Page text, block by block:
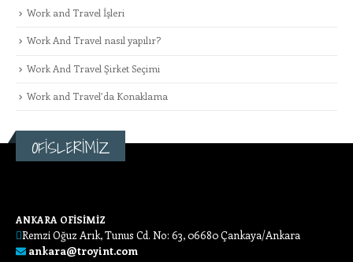
Work and Travel İşleri
Work And Travel nasıl yapılır?
Work And Travel Şirket Seçimi
Work and Travel’da Konaklama
OFİSLERİMİZ
ANKARA OFİSİMİZ
Remzi Oğuz Arık, Tunus Cd. No: 63, 06680 Çankaya/Ankara
ankara@troyint.com